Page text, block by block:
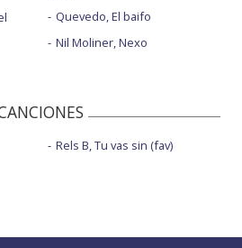
Quevedo, El baifo
Nil Moliner, Nexo
Rels B, Tu vas sin (fav)